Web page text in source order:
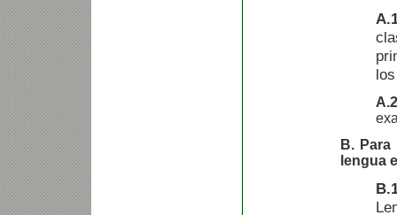
A.2
B.
lengua